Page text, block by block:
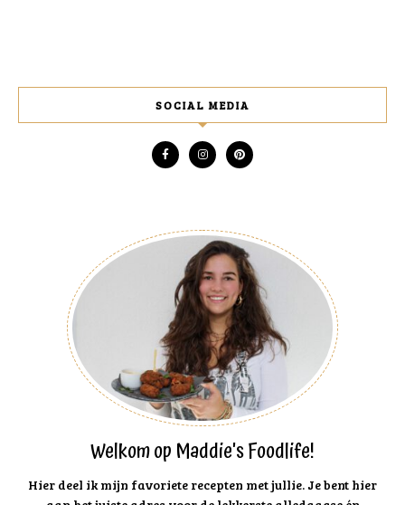
SOCIAL MEDIA
Welkom op Maddie's Foodlife!
Hier deel ik mijn favoriete recepten met jullie. Je bent hier